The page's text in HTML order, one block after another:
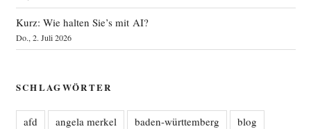
Kurz: Wie halten Sie’s mit AI?
Do., 2. Juli 2026
SCHLAGWÖRTER
afd angela merkel baden-württemberg
blog